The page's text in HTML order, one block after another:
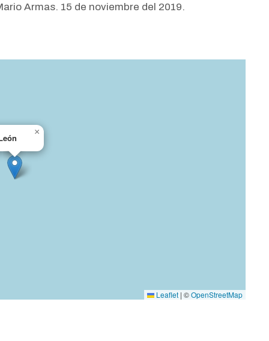
Armas. 15 de noviembre del 2019.
×
Leaflet | ©OpenStreetMap